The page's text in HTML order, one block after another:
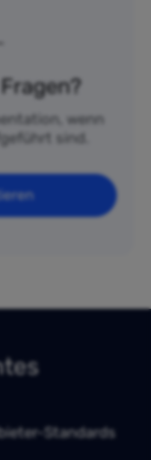
wenn
sind.
Standards